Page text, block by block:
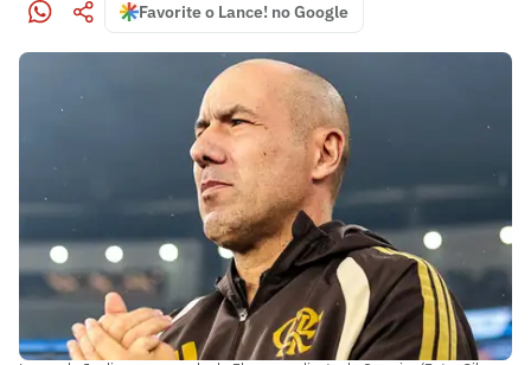
Favorite o Lance! no Google